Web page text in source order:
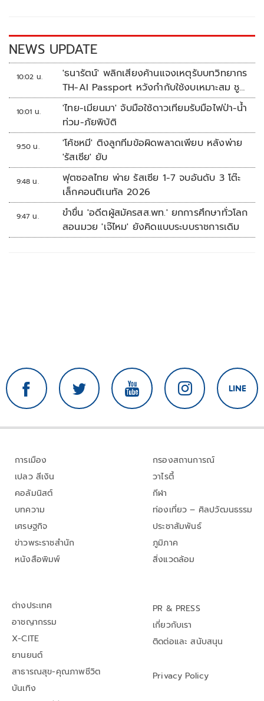
k k
NEWS UPDATE
10:02 น.
'ธนารัตน์' พลิกเสียงค้านแจงเหตุรับบทวิทยากร
TH-AI Passport หวังกำกับใช้งบเหมาะสม ชู
จุดเด่นคนไทยได้ใช้ AI ระดับโปร ลดเหลื่อมล้ำ
ทางเทคโนโลยี เซฟงบไปกว่า900ล้าน เชื่อหาก
ใช้เต็มที่เอกชนขาดทุนย่อยยับ
10:01 น.
'ไทย-เมียนมา' จับมือใช้ดาวเทียมรับมือไฟป่า-น้ำ
ท่วม-ภัยพิบัติ
9:50 น.
'โค้ชหมี' ติงลูกทีมข้อผิดพลาดเพียบ หลังพ่าย
'รัสเซีย' ยับ
9:48 น.
ฟุตซอลไทย พ่าย รัสเซีย 1-7 จบอันดับ 3 โต๊ะ
เล็กคอนติเนทัล 2026
9:47 น.
ขำขื่น 'อดีตผู้สมัครสส.พท.' ยกการศึกษาทั่วโลก
สอนมวย 'เจ๊ไหม' ยังคิดแบบระบบราชการเดิม
การเมือง
เปลว สีเงิน
คอลัมนิสต์
บทความ
เศรษฐกิจ
ข่าวพระราชสำนัก
หนังสือพิมพ์
กรองสถานการณ์
วาไรตี้
กีฬา
ท่องเที่ยว – ศิลปวัฒนธรรม
ประชาสัมพันธ์
ภูมิภาค
สิ่งแวดล้อม
ต่างประเทศ
อาชญากรรม
X-CITE
ยานยนต์
สาธารณสุข-คุณภาพชีวิต
บันเทิง
PR & PRESS
เกี่ยวกับเรา
ติดต่อและ สนับสนุน
Privacy Policy